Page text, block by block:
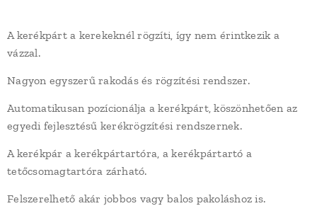
A kerékpárt a kerekeknél rögzíti, így nem érintkezik a
vázzal.
Nagyon egyszerű rakodás és rögzítési rendszer.
Automatikusan pozícionálja a kerékpárt, köszönhetően az
egyedi fejlesztésű kerékrögzítési rendszernek.
A kerékpár a kerékpártartóra, a kerékpártartó a
tetőcsomagtartóra zárható.
Felszerelhető akár jobbos vagy balos pakoláshoz is.